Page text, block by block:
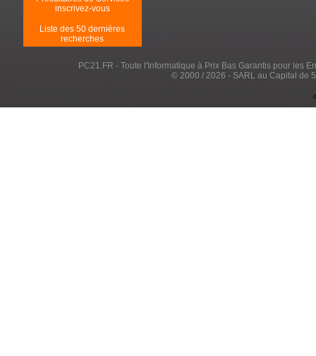
inscrivez-vous
Liste des 50 dernières
recherches
PC21.FR - Toute l'Informatique à Prix Bas Garantis pour les
© 2000 / 2026 - SARL au Capital de